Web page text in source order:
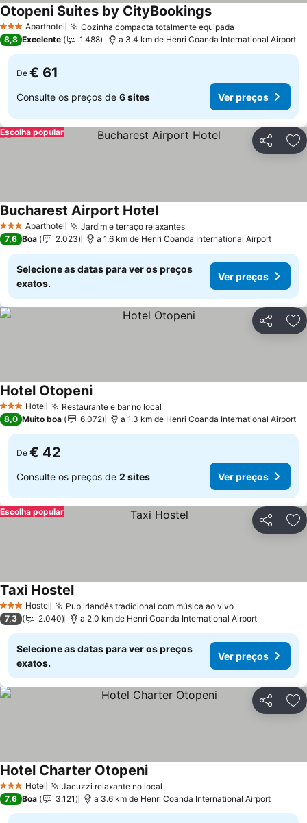
3 EstrelasAparthotel Cozinha compacta totalmente equipada
Otopeni Suites by CityBookings
8,8 Excelente 1.488 a 3.4 km de Henri Coanda International Airport
De € 61
Consulte os preços de 6 sites Ver preços
Partilhar
Escolha popular
3 EstrelasAparthotel Jardim e terraço relaxantes
Bucharest Airport Hotel
7,6 Boa 2.023 a 1.6 km de Henri Coanda International Airport
Selecione as datas para ver os preços
exatos.
Ver preços
Partilhar
3 EstrelasHotel Restaurante e bar no local
Hotel Otopeni
8,0 Muito boa 6.072 a 1.3 km de Henri Coanda International Airport
De € 42
Consulte os preços de 2 sites Ver preços
Partilhar
Escolha popular
3 EstrelasHostel Pub irlandês tradicional com música ao vivo
Taxi Hostel
7,3 2.040 a 2.0 km de Henri Coanda International Airport
Selecione as datas para ver os preços
exatos.
Ver preços
Partilhar
3 EstrelasHotel Jacuzzi relaxante no local
Hotel Charter Otopeni
7,6 Boa 3.121 a 3.6 km de Henri Coanda International Airport